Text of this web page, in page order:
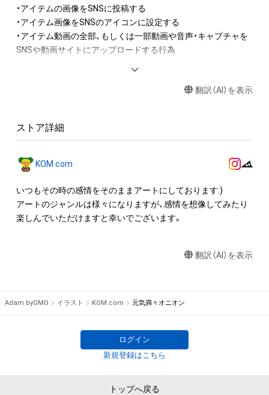
・アイテムの画像をSNSに投稿する
・アイテム画像をSNSのアイコンに設定する
・アイテム動画の全部、もしくは一部動画や音声・キャプチャを
SNSや動画サイトにアップロードする行為
・アイテムの画像を使用してメッセージカードを制作し友達に
アイテムに関する注意事項
ロゴ等を含みますがこれらに限られません。)にかかる知的財産
権(著作権、特許権、実用新案権、商標権、意匠権その他の知的財
産権(それらの権利を取得し、又はそれらの権利につき登録等を
出願する権利を含みます。)を意味します。)は、本アイテムの著
作権を有する方、著作隣接権の権利者またはその管理委託を受
アイテムの保有者が有する権利」の範囲を超えた行為、知的財産
せん。)を行うことはできません。
・本アイテムに関する創作物の利用については、公序良俗や法令
翻訳（AI）を表示
ストア詳細
KOM.com
いつもその時の感情をそのままアートにしております:)
アートのジャンルは様々になりますが、感情を想像してみたり
楽しんでいただけますと幸いでございます。
翻訳（AI）を表示
Adam byGMO イラスト KOM.com 元気満々オニオン
ログイン
新規登録はこちら
トップへ戻る